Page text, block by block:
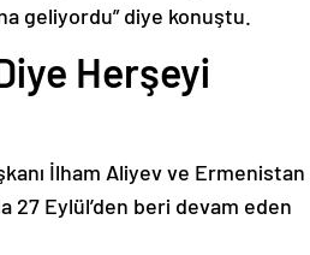
geliyordu” diye konuştu.
Herşeyi
İlham Aliyev ve Ermenistan
27 Eylül’den beri devam eden